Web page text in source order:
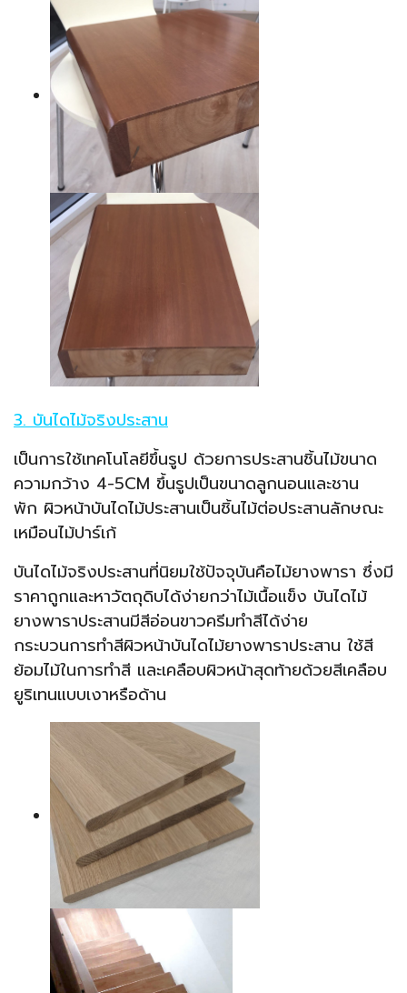
3. บันไดไม้จริงประสาน
เป็นการใช้เทคโนโลยีขึ้นรูป ด้วยการประสานชิ้นไม้ขนาด
ความกว้าง 4-5CM ขึ้นรูปเป็นขนาดลูกนอนและชาน
พัก ผิวหน้าบันไดไม้ประสานเป็นชิ้นไม้ต่อประสานลักษณะ
เหมือนไม้ปาร์เก้
บันไดไม้จริงประสานที่นิยมใช้ปัจจุบันคือไม้ยางพารา ซึ่งมี
ราคาถูกและหาวัตถุดิบได้ง่ายกว่าไม้เนื้อแข็ง บันไดไม้
ยางพาราประสานมีสีอ่อนขาวครีมทำสีได้ง่าย
กระบวนการทำสีผิวหน้าบันไดไม้ยางพาราประสาน ใช้สี
ย้อมไม้ในการทำสี และเคลือบผิวหน้าสุดท้ายด้วยสีเคลือบ
ยูริเทนแบบเงาหรือด้าน